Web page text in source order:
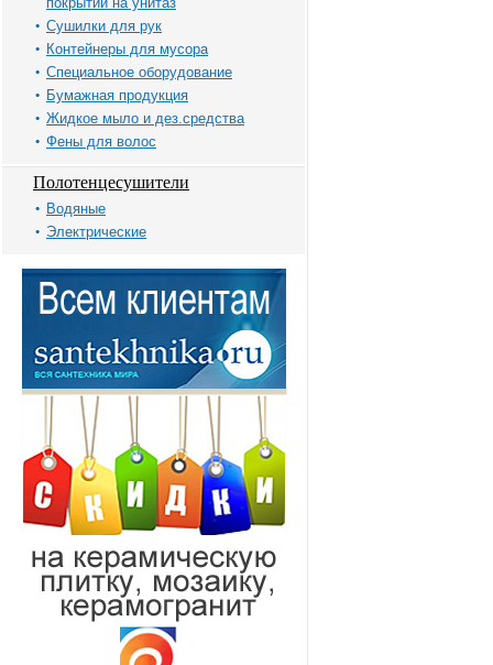
Сушилки для рук
Контейнеры для мусора
Специальное оборудование
Бумажная продукция
Жидкое мыло и дез.средства
Фены для волос
Полотенцесушители
Водяные
Электрические